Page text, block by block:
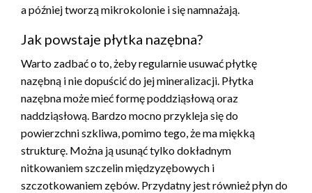
a później tworzą mikrokolonie i się namnażają.
Jak powstaje płytka nazębna?
Warto zadbać o to, żeby regularnie usuwać płytkę
nazębną i nie dopuścić do jej mineralizacji. Płytka
nazębna może mieć formę poddziąsłową oraz
naddziąsłową. Bardzo mocno przykleja się do
powierzchni szkliwa, pomimo tego, że ma miękką
strukturę. Można ją usunąć tylko dokładnym
nitkowaniem szczelin międzyzębowych i
szczotkowaniem zębów. Przydatny jest również płyn do